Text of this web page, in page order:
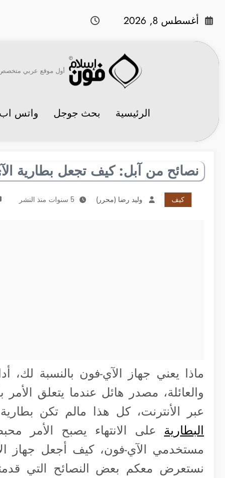
أغسطس 8, 2026
أول موقع عربي متخصص
الرئيسية بحث جوجل واتس اب
نصائح من آبل: كيف تجعل بطارية
كيف وليد رضا (محرر) 5 سنوات منذ النشر
ماذا يعني جهاز الآي-فون بالنسبة لك،
والعائلة، مصدر هائل عندما يتعلق الأمر
عبر الأنترنت، كل هذا مالم تكن
البطارية على الانتهاء يصبح الأمر
مستخدمي الآي-فون، كيف أجعل جهاز
نستعرض معكم بعض النصائح التي